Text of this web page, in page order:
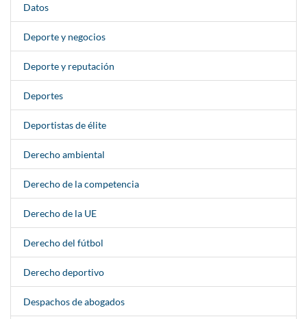
Datos
Deporte y negocios
Deporte y reputación
Deportes
Deportistas de élite
Derecho ambiental
Derecho de la competencia
Derecho de la UE
Derecho del fútbol
Derecho deportivo
Despachos de abogados